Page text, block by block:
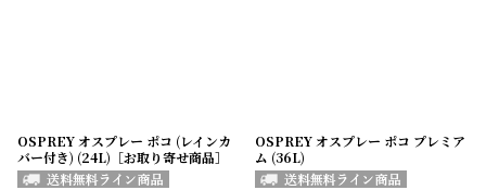
OSPREY オスプレー ポコ (レインカ
バー付き) (24L)［お取り寄せ商品］
OSPREY オスプレー ポコ プレミア
ム (36L)